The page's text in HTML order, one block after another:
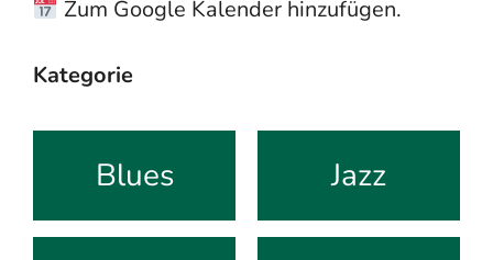
Zum Google Kalender hinzufügen.
Kategorie
Blues Jazz